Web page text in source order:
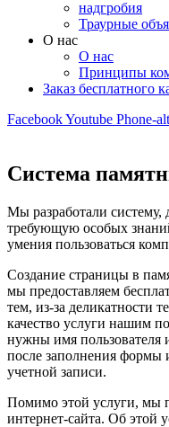
надгробия
Траурные
О нас
О нас
Принципы
Заказ бесплатного
FacebookYoutube Phone-alt
Система
Мы разработали
требующую особых
умения пользоваться
Создание страницы в
мы предоставляем
тем, из-за деликатности
качество услуги нашим
нужны имя пользователя
после заполнения формы
учетной записи.
Помимо этой услуги, мы
интернет-сайта. Об этой